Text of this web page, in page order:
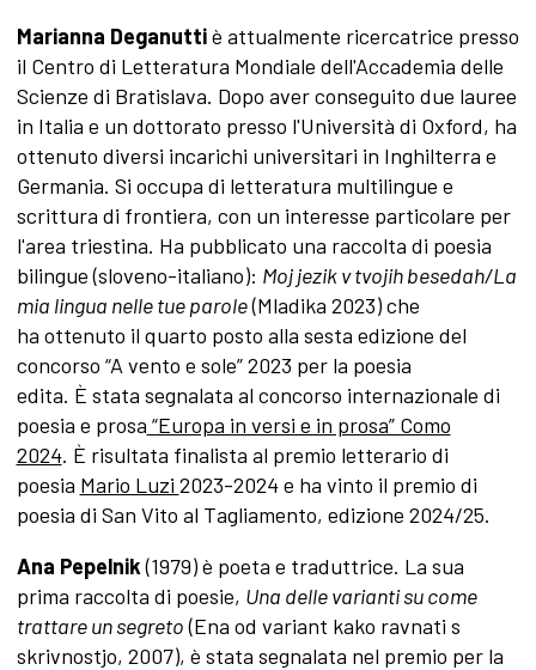
Marianna Deganuttiè attualmente ricercatrice presso
il Centro di Letteratura Mondiale dell'Accademia delle
Scienze di Bratislava. Dopo aver conseguito due lauree
in Italia e un dottorato presso l'Università di Oxford, ha
ottenuto diversi incarichi universitari in Inghilterra e
Germania. Si occupa di letteratura multilingue e
scrittura di frontiera, con un interesse particolare per
l'area triestina. Ha pubblicato una raccolta di poesia
bilingue (sloveno-italiano): Moj jezik v tvojih besedah/La
mia lingua nelle tue parole(Mladika 2023) che
ha ottenuto il quarto posto alla sesta edizione del
concorso “A vento e sole” 2023 per la poesia
edita. È stata segnalata al concorso internazionale di
poesia e prosa “Europa in versi e in prosa” Como
2024. È risultata finalista al premio letterario di
poesia Mario Luzi 2023-2024 e ha vinto il premio di
poesia di San Vito al Tagliamento, edizione 2024/25.
Ana Pepelnik(1979) è poeta e traduttrice. La sua
prima raccolta di poesie, Una delle varianti su come
trattare un segreto(Ena od variant kako ravnati s
skrivnostjo, 2007), è stata segnalata nel premio per la